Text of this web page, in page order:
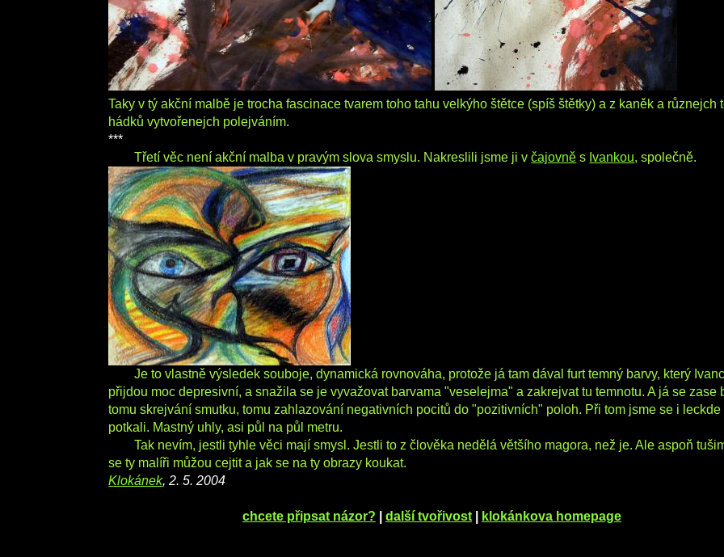
Taky v tý akční malbě je trocha fascinace tvarem toho tahu velkýho štětce (spíš štětky) a z kaněk a různejch
hádků vytvořenejch polejváním.
***
Třetí věc není akční malba v pravým slova smyslu. Nakreslili jsme ji včajovně s Ivankou, společně.
Je to vlastně výsledek souboje, dynamická rovnováha, protože já tam dával furt temný barvy, který
přijdou moc depresivní, a snažila se je vyvažovat barvama "veselejma" a zakrejvat tu temnotu. A já se zase
tomu skrejvání smutku, tomu zahlazování negativních pocitů do "pozitivních" poloh. Při tom jsme se i leckde
potkali. Mastný uhly, asi půl na půl metru.
Tak nevím, jestli tyhle věci mají smysl. Jestli to z člověka nedělá většího magora, než je. Ale aspoň
se ty malíři můžou cejtit a jak se na ty obrazy koukat.
Klokánek, 2. 5. 2004
chcete připsat názor? další tvořivost| klokánkova homepage